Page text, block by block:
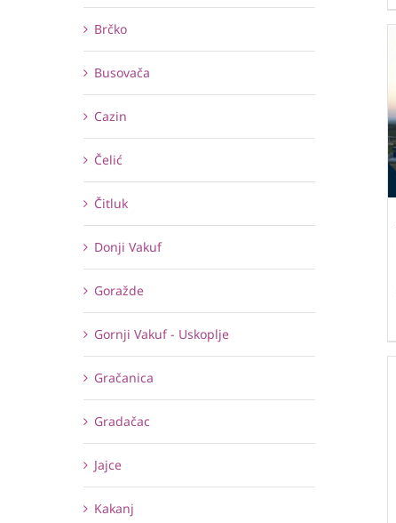
Brčko
Busovača
Cazin
Čelić
Čitluk
Donji Vakuf
Goražde
Gornji Vakuf - Uskoplje
Gračanica
Gradačac
Jajce
Kakanj